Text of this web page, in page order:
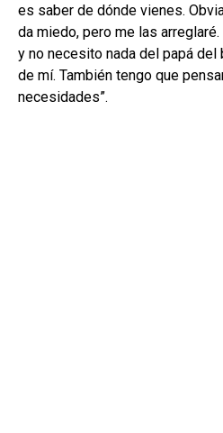
es saber de dónde vienes.
da miedo, pero me las
y no necesito nada del papá del
de mí. También tengo que
necesidades”.